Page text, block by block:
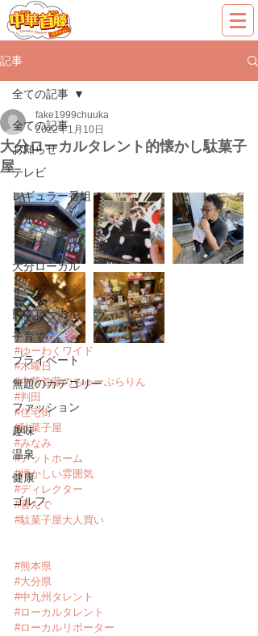
記事
全ての記事
お知らせ
テレビ
レギュラー番組
グルメ
ラジオ
大分ローカル
イベント
熊本ローカル
子育て
プライベート
無題のカテゴリー
ファッション
趣味
温泉
健康
ゴルフ
全ての記事
大分ローカルタレント的懐かし駄菓子
屋
fake1999chuuka
2022年1月10日
#ゆーわくワイド
#木曜日
#中華首藤のちゅーぶらりん
#判田
#住宅街
#駄菓子屋
#みなみ
#アットホーム
#懐かしい雰囲気
#ディレクター
#喜んで
#駄菓子屋大人買い
#熊本県
#大分県
#中九州タレント
#ローカルタレント
#ローカルリポーター